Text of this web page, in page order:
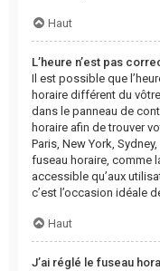
Haut
L’heure n’est pas
Il est possible que
horaire différent du
dans le panneau de
horaire afin de trouver
Paris, New York,
fuseau horaire, comme
accessible qu’aux
c’est l’occasion idéale
Haut
J’ai réglé le fuseau